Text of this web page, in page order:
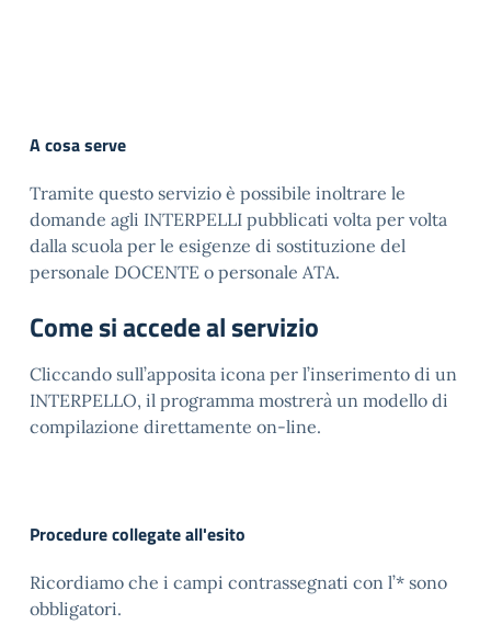
A cosa serve
Tramite questo servizio è possibile inoltrare le
domande agli INTERPELLI pubblicati volta per volta
dalla scuola per le esigenze di sostituzione del
personale DOCENTE o personale ATA.
Come si accede al servizio
Cliccando sull’apposita icona per l’inserimento di un
INTERPELLO, il programma mostrerà un modello di
compilazione direttamente on-line.
Procedure collegate all'esito
Ricordiamo che i campi contrassegnati con l’* sono
obbligatori.